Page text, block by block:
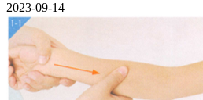
2023-09-14